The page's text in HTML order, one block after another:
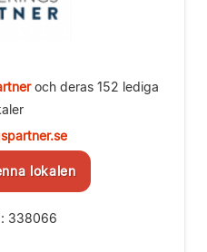
och deras 152 lediga
lokalen
338066